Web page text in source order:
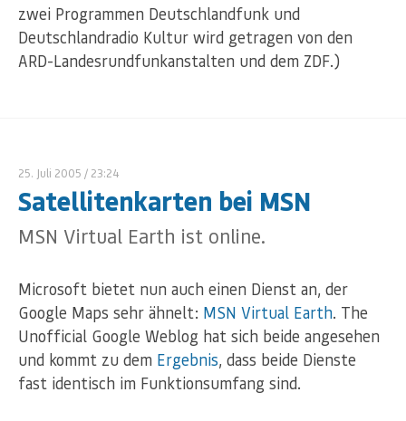
zwei Programmen Deutschlandfunk und
Deutschlandradio Kultur wird getragen von den
ARD-Landesrundfunkanstalten und dem ZDF.)
25. Juli 2005 / 23:24
Satellitenkarten bei MSN
MSN Virtual Earth ist online.
Microsoft bietet nun auch einen Dienst an, der
Google Maps sehr ähnelt: MSN Virtual Earth. The
Unofficial Google Weblog hat sich beide angesehen
und kommt zu dem Ergebnis, dass beide Dienste
fast identisch im Funktionsumfang sind.